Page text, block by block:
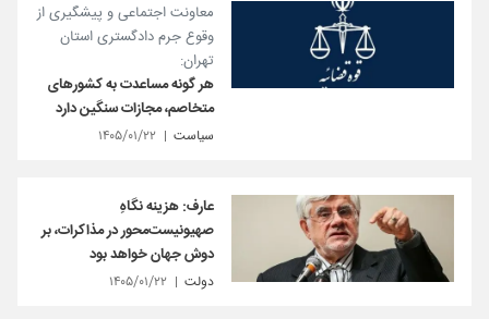
معاونت اجتماعی و پیشگیری از
وقوع جرم دادگستری استان
تهران:
هر گونه مساعدت به کشورهای
متخاصم، مجازات سنگین دارد
سیاست ۱۴۰۵/۰۱/۲۲
عارف: هزینه نگاهِ
صهیونیست‌محور در مذاکرات، بر
دوش جهان خواهد بود
دولت ۱۴۰۵/۰۱/۲۲